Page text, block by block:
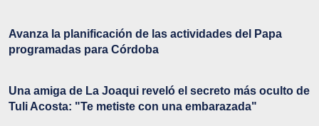
Avanza la planificación de las actividades del Papa
programadas para Córdoba
Una amiga de La Joaqui reveló el secreto más oculto de
Tuli Acosta: "Te metiste con una embarazada"